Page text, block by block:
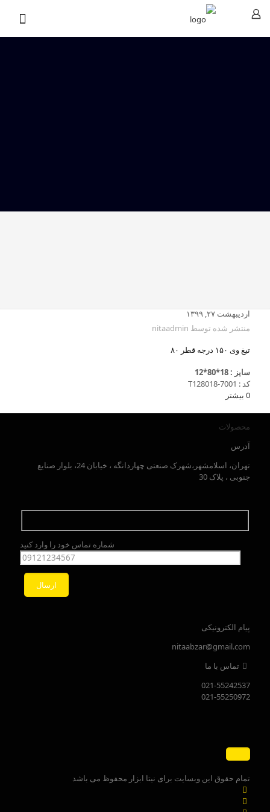
اردیبهشت ۲۷, ۱۳۹۹
منتشر شده توسط nitaadmin
تیغ وی ۱۵۰ درجه قطر ۸۰
سایز : 18*80*12
کد : T128018-7001
0 بیشتر
محصولات
آدرس
تهران، اسلامشهر،شهرک صنعتی چهاردانگه ، خیابان 24، بلوار صنایع
جنوبی ، پلاک 30
شماره تماس خود را وارد کنید
پیام الکترونیکی
nitaabzar@gmail.com
تماس با ما
021-55242537
021-55250972
تمام حقوق این وبسایت برای نیتا ابزار محفوظ می باشد